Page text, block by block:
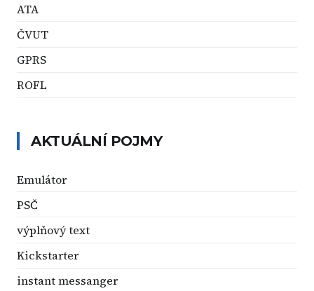
ATA
ČVUT
GPRS
ROFL
AKTUÁLNÍ POJMY
Emulátor
PSČ
výplňový text
Kickstarter
instant messanger